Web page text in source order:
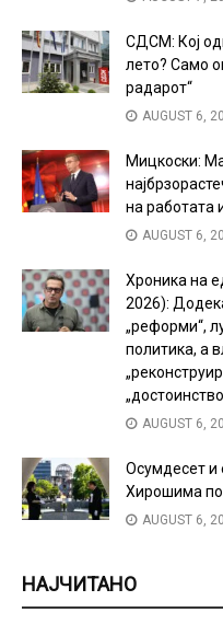
СДСМ: Кој
лето? Само
радарот“
AUGUST 6,
Мицкоски:
на работата
AUGUST 6,
Хроника на
2026):
„реформи“,
политика, а
AUGUST 6,
Осумдесет и
Хирошима
AUGUST 6,
НАЈЧИТАНО